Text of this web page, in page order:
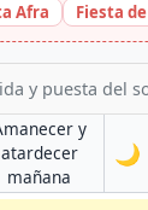
Afra Fiesta
y puesta del
y
atardecer
mañana
🌙